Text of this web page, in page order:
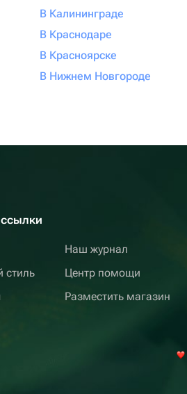
В Калининграде
В Краснодаре
В Красноярске
В Нижнем Новгороде
Наш журнал
Центр помощи
Разместить магазин